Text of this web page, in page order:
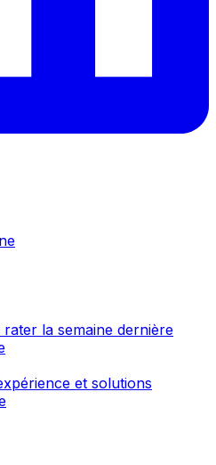
la semaine dernière
et solutions